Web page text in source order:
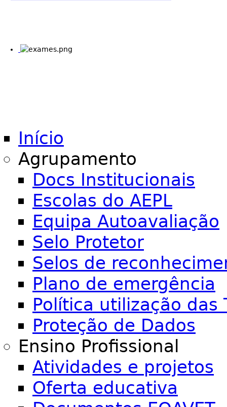
Início
Agrupamento
Docs Institucionais
Escolas do AEPL
Equipa Autoavaliação
Selo Protetor
Selos de
Plano de emergência
Política utilização das
Proteção de Dados
Ensino Profissional
Atividades e projetos
Oferta educativa